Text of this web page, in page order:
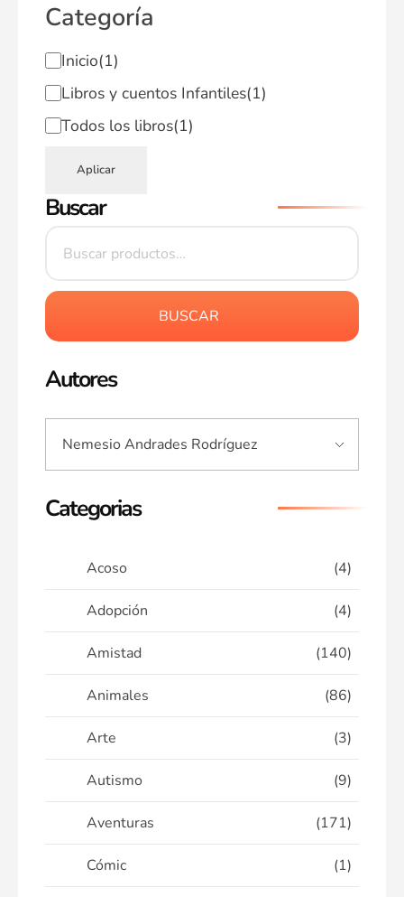
Categoría
Inicio(1)
Libros y cuentos Infantiles(1)
Todos los libros(1)
Aplicar
Buscar
BUSCAR
Autores
Categorias
Acoso (4)
Adopción (4)
Amistad (140)
Animales (86)
Arte (3)
Autismo (9)
Aventuras (171)
Cómic (1)